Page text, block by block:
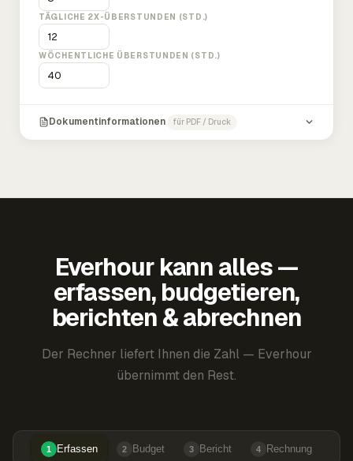
TÄGLICHE 2X-ÜBERSTUNDEN (STD.)
WÖCHENTLICHE ÜBERSTUNDEN (STD.)
Dokumentinformationen für PDF / Druck
Everhour kann alles —
erfassen, budgetieren,
berichten & abrechnen
Der Rechner liefert Ihnen die Zahl — Everhour
übernimmt den Rest.
1 Erfassen 2 Budget 3 Bericht 4 Rechnung